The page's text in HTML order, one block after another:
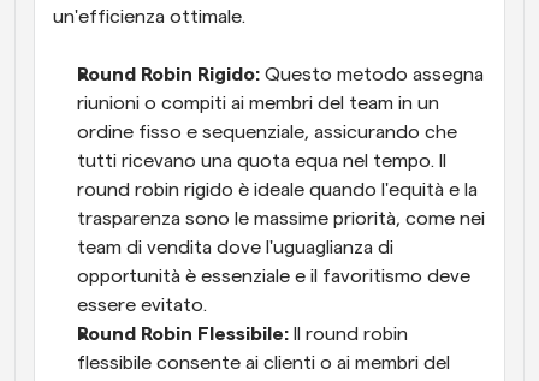
un'efficienza ottimale.
Round Robin Rigido: Questo metodo assegna
riunioni o compiti ai membri del team in un
ordine fisso e sequenziale, assicurando che
tutti ricevano una quota equa nel tempo. Il
round robin rigido è ideale quando l'equità e la
trasparenza sono le massime priorità, come nei
team di vendita dove l'uguaglianza di
opportunità è essenziale e il favoritismo deve
essere evitato.
Round Robin Flessibile:
Il round robin
flessibile consente ai clienti o ai membri del